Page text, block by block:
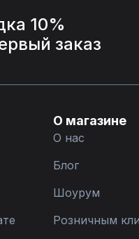
10%
заказ
О магазине
О нас
Блог
Шоурум
Розничным